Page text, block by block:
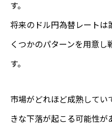
す。
将来のドル円為替レートは
くつかのパターンを用意
す。
市場がどれほど成熟してい
きな下落が起こる可能性が